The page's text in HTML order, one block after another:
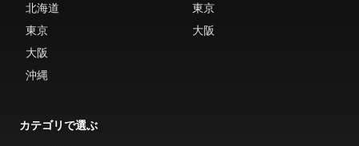
北海道
東京
大阪
沖縄
東京
大阪
カテゴリで選ぶ